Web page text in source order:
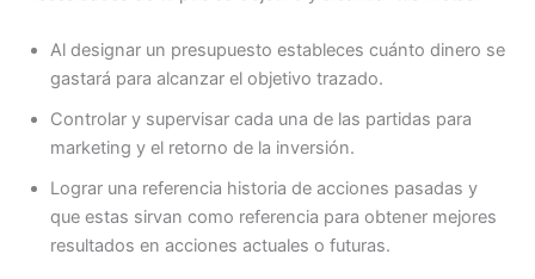
Al designar un presupuesto estableces cuánto dinero se
gastará para alcanzar el objetivo trazado.
Controlar y supervisar cada una de las partidas para
marketing y el retorno de la inversión.
Lograr una referencia historia de acciones pasadas y
que estas sirvan como referencia para obtener mejores
resultados en acciones actuales o futuras.